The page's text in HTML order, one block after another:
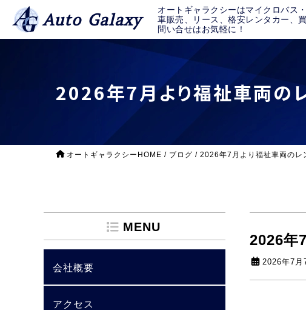
Auto Galaxy
オートギャラクシーはマイクロバス
車販売、リース、格安レンタカー、
問い合せはお気軽に！
2026年7月より福祉車両の
オートギャラクシーHOME / ブログ / 2026年7月より福祉車両のレ
2026年
2026年7月
MENU
会社概要
アクセス